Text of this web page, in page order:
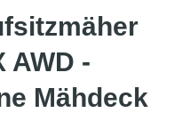
AWD -
Mähdeck